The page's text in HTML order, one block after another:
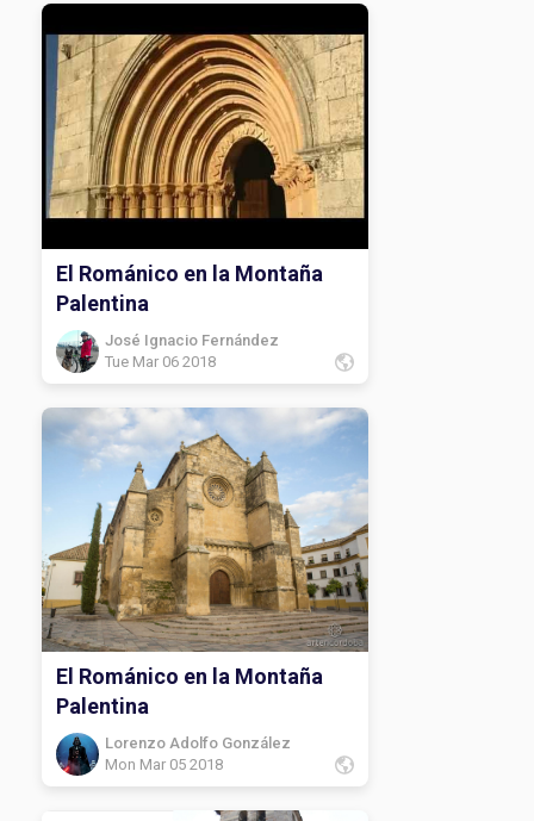
El Románico en la Montaña
Palentina
José Ignacio Fernández
Tue Mar 06 2018
El Románico en la Montaña
Palentina
Lorenzo Adolfo González
Mon Mar 05 2018